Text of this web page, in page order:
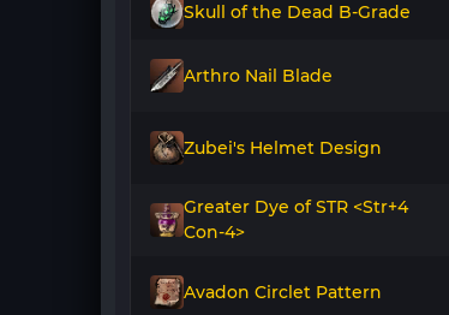
Skull of the Dead B-Grade
Arthro Nail Blade
Zubei's Helmet Design
Greater Dye of STR <Str+4
Con-4>
Avadon Circlet Pattern